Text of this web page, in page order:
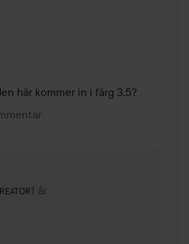
1 år
här kommer in i färg 3,5?
roll: Lyko Creator.
1 år
Kommentaren lades 1 år